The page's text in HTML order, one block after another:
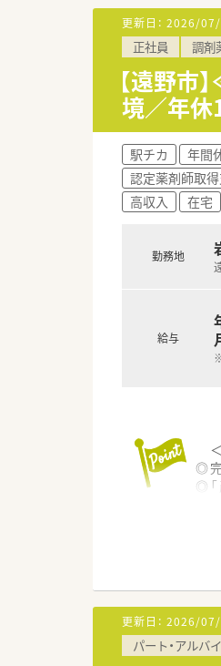
【
■
■
■
更新日： 2026/
正社員 調剤
【遠野市
境／年休
駅チカ 年間
認定薬剤師取
高収入
在宅
勤務地
給与
◎
◎
そ
＜
内
更新日： 2026/
パート・アルバ